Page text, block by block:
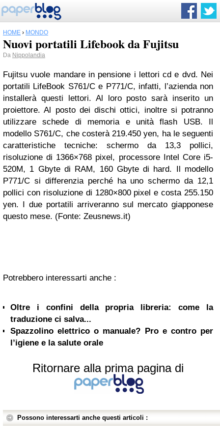
HOME › MONDO
Nuovi portatili Lifebook da Fujitsu
Da Nippolandia
Fujitsu vuole mandare in pensione i lettori cd e dvd. Nei
portatili LifeBook S761/C e P771/C, infatti, l’azienda non
installerà questi lettori. Al loro posto sarà inserito un
proiettore. Al posto dei dischi ottici, inoltre si potranno
utilizzare schede di memoria e unità flash USB. Il
modello S761/C, che costerà 219.450 yen, ha le seguenti
caratteristiche tecniche: schermo da 13,3 pollici,
risoluzione di 1366×768 pixel, processore Intel Core i5-
520M, 1 Gbyte di RAM, 160 Gbyte di hard. Il modello
P771/C si differenzia perché ha uno schermo da 12,1
pollici con risoluzione di 1280×800 pixel e costa 255.150
yen. I due portatili arriveranno sul mercato giapponese
questo mese. (Fonte: Zeusnews.it)
Potrebbero interessarti anche :
Oltre i confini della propria libreria: come la
traduzione ci salva...
Spazzolino elettrico o manuale? Pro e contro per
l’igiene e la salute orale
Ritornare alla prima pagina di
Possono interessarti anche questi articoli :